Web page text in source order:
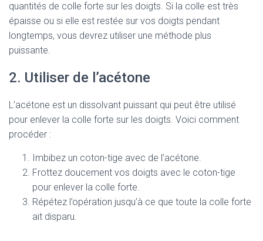
quantités de colle forte sur les doigts. Si la colle est très
épaisse ou si elle est restée sur vos doigts pendant
longtemps, vous devrez utiliser une méthode plus
puissante.
2. Utiliser de l’acétone
L’acétone est un dissolvant puissant qui peut être utilisé
pour enlever la colle forte sur les doigts. Voici comment
procéder :
Imbibez un coton-tige avec de l’acétone.
Frottez doucement vos doigts avec le coton-tige
pour enlever la colle forte.
Répétez l’opération jusqu’à ce que toute la colle forte
ait disparu.